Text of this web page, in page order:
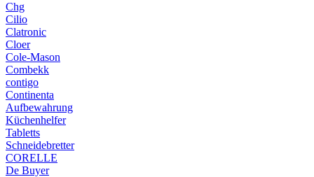
Chg
Cilio
Clatronic
Cloer
Cole-Mason
Combekk
contigo
Continenta
Aufbewahrung
Küchenhelfer
Tabletts
Schneidebretter
CORELLE
De Buyer